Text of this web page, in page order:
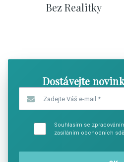
Bez Realitky
Dostávejte
Souhlasím se
zasíláním obchodních